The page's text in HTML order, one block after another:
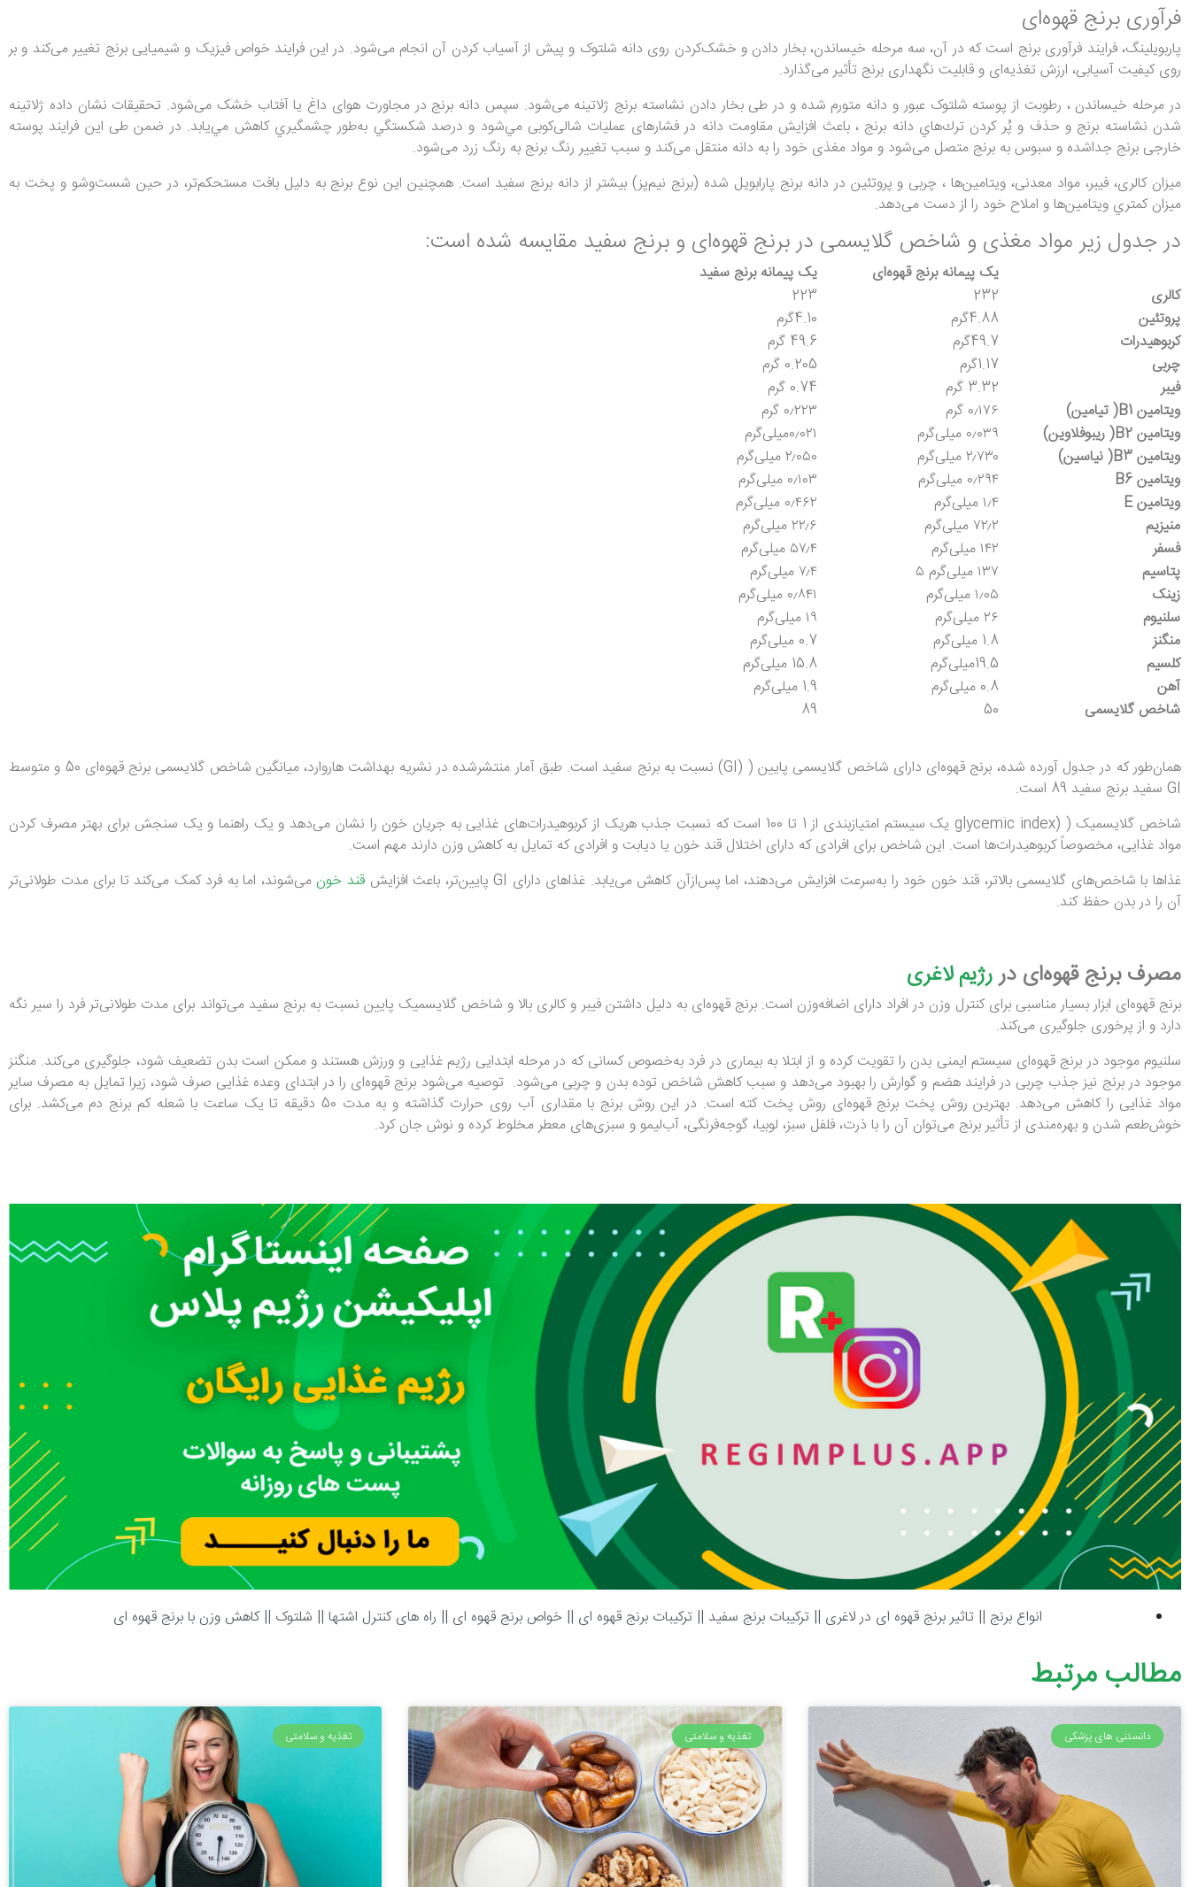
فرآوری برنج قهوه‌ای
پاربویلینگ، فرایند فرآوری برنج است که در آن، سه مرحله خیساندن، بخار دادن و خشک‌کردن روی دانه شلتوک و پیش از آسیاب کردن آن انجام می‌شود. در این فرایند خواص فیزیک و شیمیایی برنج تغییر می‌کند و بر
روی کیفیت آسیابی، ارزش تغذیه‌ای و قابلیت نگهداری برنج تأثیر می‌گذارد.
در مرحله خیساندن ، رطوبت از پوسته شلتوک عبور و دانه متورم شده و در طی بخار دادن نشاسته برنج ژلاتینه می‌شود. سپس دانه برنج در مجاورت هوای داغ یا آفتاب خشک می‌شود. تحقیقات نشان داده ژلاتینه
شدن نشاسته برنج و حذف و پُر كردن ترك‌هاي دانه برنج ، باعث افزايش مقاومت دانه در فشارهای عمليات شالی‌کوبی مي‌شود و درصد شكستگي به‌طور چشمگيري كاهش مي‌يابد. در ضمن طی این فرایند پوسته
خارجی برنج جداشده و سبوس به برنج متصل می‌شود و مواد مغذی خود را به دانه منتقل می‌کند و سبب تغییر رنگ برنج به رنگ زرد می‌شود.
میزان کالری، فیبر، مواد معدنی، ویتامین‌ها ، چربی و پروتئین در دانه برنج پارابویل شده (برنج نیم‌پز) بیشتر از دانه برنج سفید است. همچنین این نوع برنج به دلیل بافت مستحکم‌تر، در حين شست‌وشو و پخت به
ميزان کمتري ويتامين‌ها و املاح خود را از دست می‌دهد.
در جدول زیر مواد مغذی و شاخص گلایسمی در برنج قهوه‌ای و برنج سفید مقایسه شده است:
یک پیمانه برنج قهوه‌ای
یک پیمانه برنج سفید
کالری
232
223
پروتئین
4.88گرم
4.10گرم
کربوهیدرات
49.7گرم
49.6 گرم
چربی
1.17گرم
0.205 گرم
فیبر
3.32 گرم
0.74 گرم
ویتامینB1( تیامین) ۰٫۱۷۶ گرم
۰٫۲۲۳ گرم
ویتامینB2( ریبوفلاوین) ۰٫۰۳۹ میلی‌گرم
۰٫۰۲۱میلی‌گرم
ویتامینB3( نیاسین) ۲٫۷۳۰ میلی‌گرم
۲٫۰۵۰ میلی‌گرم
ویتامینB6 ۰٫۲۹۴ میلی‌گرم
۰٫۱۰۳ میلی‌گرم
ویتامینE ۱٫۴ میلی‌گرم
۰٫۴۶۲ میلی‌گرم
منیزیم
۷۲٫۲ میلی‌گرم
۲۲٫۶ میلی‌گرم
فسفر
۱۴۲ میلی‌گرم
۵۷٫۴ میلی‌گرم
پتاسیم
۱۳۷ میلی‌گرم ۵
۷٫۴ میلی‌گرم
زینک
۱٫۰۵ میلی‌گرم
۰٫۸۴۱ میلی‌گرم
سلنیوم
۲۶ میلی‌گرم
۱۹ میلی‌گرم
منگنز
1.8 میلی‌گرم
0.7 میلی‌گرم
کلسیم
19.5میلی‌گرم
15.8 میلی‌گرم
آهن
0.8 میلی‌گرم
1.9 میلی‌گرم
شاخص گلایسمی
50
89
همان‌طور که در جدول آورده شده، برنج قهوه‌ای دارای شاخص گلایسمی پایین ( (GI) نسبت به برنج سفید است. طبق آمار منتشرشده در نشریه بهداشت هاروارد، میانگین شاخص گلایسمی برنج قهوه‌ای 50 و متوسط
GI سفید برنج سفید 89 است.
شاخص گلایسمیک ( (glycemic index یک سیستم امتیازبندی از 1 تا 100 است که نسبت جذب هریک از کربوهیدرات‌های غذایی به جریان خون را نشان می‌دهد و یک راهنما و یک سنجش برای بهتر مصرف کردن
مواد غذایی، مخصوصاً کربوهیدرات‌ها است. این شاخص برای افرادی که دارای اختلال قند خون یا دیابت و افرادی که تمایل به کاهش وزن دارند مهم است.
غذاها با شاخص‌های گلایسمی بالاتر، قند خون خود را به‌سرعت افزایش می‌دهند، اما پس‌ازآن کاهش می‌یابد. غذاهای دارای GI پایین‌تر، باعث افزایش
قند خون می‌شوند، اما به فرد کمک می‌کند تا برای مدت طولانی‌تر
آن را در بدن حفظ کند.
مصرف برنج قهوه‌ای دررژیم لاغری
برنج قهوه‌ای ابزار بسیار مناسبی برای کنترل وزن در افراد دارای اضافه‌وزن است. برنج قهوه‌ای به دلیل داشتن فیبر و کالری بالا و شاخص گلایسمیک پایین نسبت به برنج سفید می‌تواند برای مدت طولانی‌تر فرد را سیر نگه
دارد و از پرخوری جلوگیری می‌کند.
سلنیوم موجود در برنج قهوه‌ای سیستم ایمنی بدن را تقویت کرده و از ابتلا به بیماری در فرد به‌خصوص کسانی که در مرحله ابتدایی رژیم غذایی و ورزش هستند و ممکن است بدن تضعیف شود، جلوگیری می‌کند. منگنز
موجود در برنج نیز جذب چربی در فرایند هضم و گوارش را بهبود می‌دهد و سبب کاهش شاخص توده بدن و چربی می‌شود. توصیه می‌شود برنج قهوه‌ای را در ابتدای وعده غذایی صرف شود، زیرا تمایل به مصرف سایر
مواد غذایی را کاهش می‌دهد. بهترین روش پخت برنج قهوه‌ای روش پخت کته است. در این روش برنج با مقداری آب روی حرارت گذاشته و به مدت 50 دقیقه تا یک ساعت با شعله کم برنج دم می‌کشد. برای
خوش‌طعم شدن و بهره‌مندی از تأثیر برنج می‌توان آن را با ذرت، فلفل سبز، لوبیا، گوجه‌فرنگی، آب‌لیمو و سبزی‌های معطر مخلوط کرده و نوش جان کرد.
انواع برنج ||تاثیر برنج قهوه ای در لاغری ||ترکیبات برنج سفید ||ترکیبات برنج قهوه ای || خواص برنج قهوه ای || راه های کنترل اشتها || شلتوک ||کاهش وزن با برنج قهوه ای
مطالب مرتبط
دانستنی های پزشکی تغذیه و سلامتی تغذیه و سلامتی